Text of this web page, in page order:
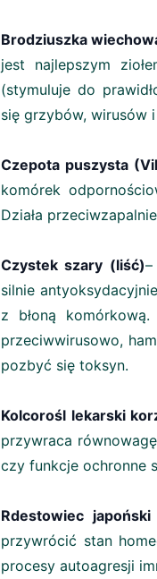
Brodziuszka
jest najlepszym
(stymuluje do
się grzybów, wirusów
Czepota puszysta
komórek
Działa
Czystek szary (liść)
silnie
z błoną
przeciwwirusowo,
pozbyć się toksyn.
Kolcorośl lekarski
przywraca
czy funkcje ochronne
Rdestowiec japoński
przywrócić stan
procesy autoagresji